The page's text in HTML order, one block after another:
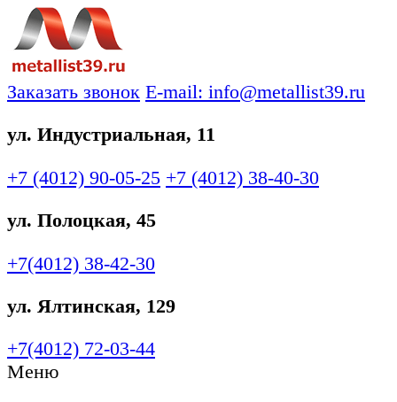
Заказать звонок E-mail: info@metallist39.ru
ул. Индустриальная, 11
+7 (4012) 90-05-25 +7 (4012) 38-40-30
ул. Полоцкая, 45
+7(4012) 38-42-30
ул. Ялтинская, 129
+7(4012) 72-03-44
Меню